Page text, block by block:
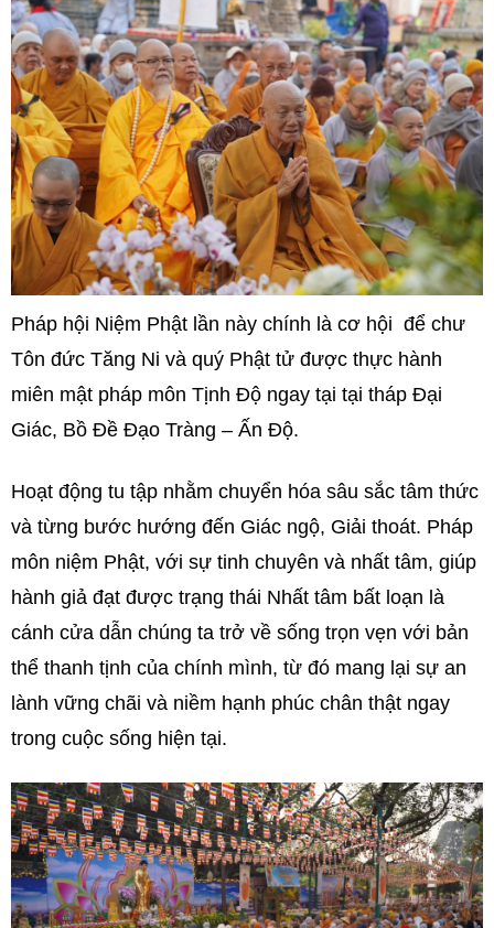
Pháp hội Niệm Phật lần này chính là cơ hội để chư
Tôn đức Tăng Ni và quý Phật tử được thực hành
miên mật pháp môn Tịnh Độ ngay tại tại tháp Đại
Giác, Bồ Đề Đạo Tràng – Ấn Độ.
Hoạt động tu tập nhằm chuyển hóa sâu sắc tâm thức
và từng bước hướng đến Giác ngộ, Giải thoát. Pháp
môn niệm Phật, với sự tinh chuyên và nhất tâm, giúp
hành giả đạt được trạng thái Nhất tâm bất loạn là
cánh cửa dẫn chúng ta trở về sống trọn vẹn với bản
thể thanh tịnh của chính mình, từ đó mang lại sự an
lành vững chãi và niềm hạnh phúc chân thật ngay
trong cuộc sống hiện tại.